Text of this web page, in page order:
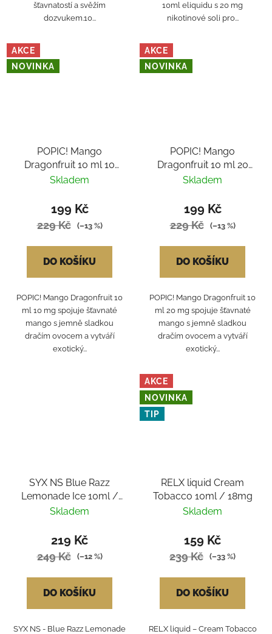
šťavnatostí a svěžím
dozvukem.10...
10ml eliquidu s 20 mg
nikotinové soli pro...
AKCE
NOVINKA
POPIC! Mango
Dragonfruit 10 ml 10
mg
Skladem
199 Kč
229 Kč (–13 %)
DO KOŠÍKU
POPIC! Mango Dragonfruit 10
ml 10 mg spojuje šťavnaté
mango s jemně sladkou
dračím ovocem a vytváří
exotický...
AKCE
NOVINKA
POPIC! Mango
Dragonfruit 10 ml 20
mg
Skladem
199 Kč
229 Kč (–13 %)
DO KOŠÍKU
POPIC! Mango Dragonfruit 10
ml 20 mg spojuje šťavnaté
mango s jemně sladkou
dračím ovocem a vytváří
exotický...
SYX NS Blue Razz
Lemonade Ice 10ml /
10mg
Skladem
219 Kč
249 Kč (–12 %)
DO KOŠÍKU
SYX NS - Blue Razz Lemonade
AKCE
NOVINKA
TIP
RELX liquid Cream
Tobacco 10ml / 18mg
Skladem
159 Kč
239 Kč (–33 %)
DO KOŠÍKU
RELX liquid – Cream Tobacco